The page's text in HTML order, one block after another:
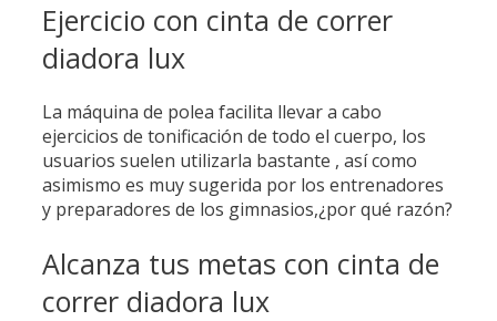
Ejercicio con cinta de correr
diadora lux
La máquina de polea facilita llevar a cabo
ejercicios de tonificación de todo el cuerpo, los
usuarios suelen utilizarla bastante , así como
asimismo es muy sugerida por los entrenadores
y preparadores de los gimnasios,¿por qué razón?
Alcanza tus metas con cinta de
correr diadora lux